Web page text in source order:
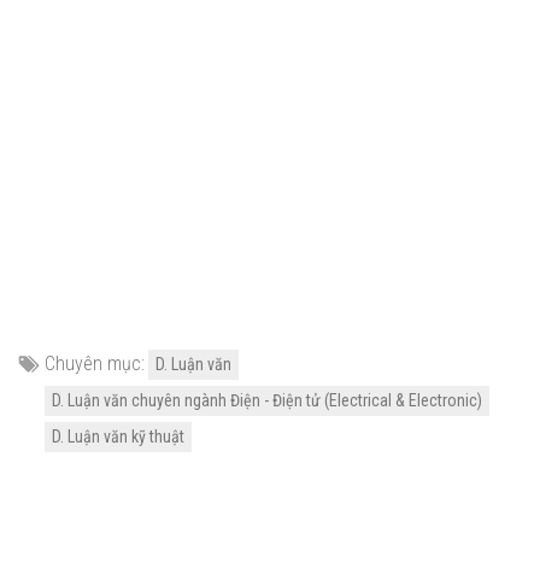
Chuyên mục:
D. Luận văn
D. Luận văn chuyên ngành Điện - Điện tử (Electrical & Electronic)
D. Luận văn kỹ thuật